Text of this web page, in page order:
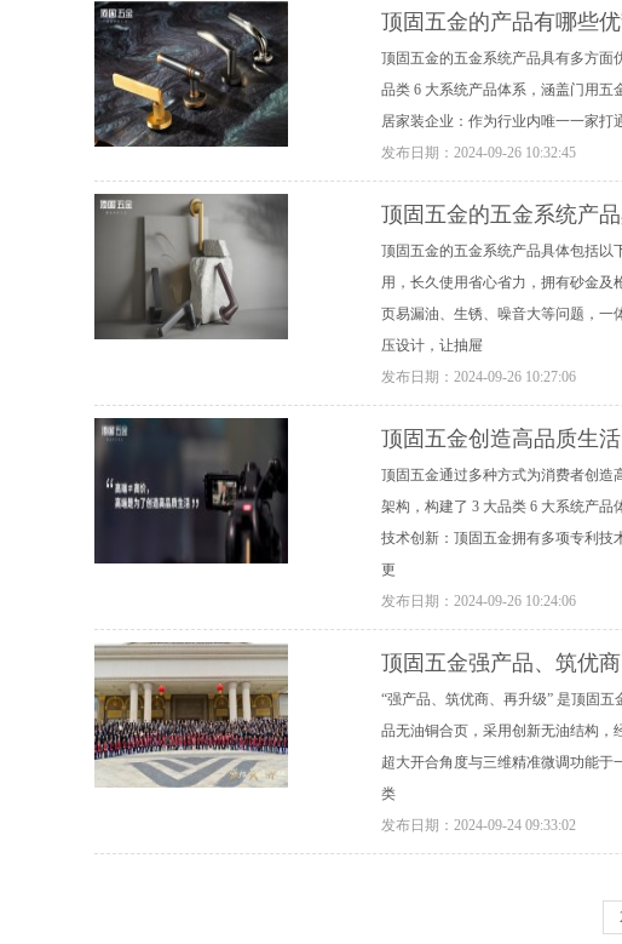
顶固五金的产品有哪些优
顶固五金的五金系统产品具有多方面
品类 6 大系统产品体系，涵盖门用
居家装企业：作为行业内唯一一家打
发布日期：2024-09-26 10:32:45
顶固五金的五金系统产
顶固五金的五金系统产品具体包括以
用，长久使用省心省力，拥有砂金及
页易漏油、生锈、噪音大等问题，一
压设计，让抽屉
发布日期：2024-09-26 10:27:06
顶固五金创造高品质生活
顶固五金通过多种方式为消费者创造
架构，构建了 3 大品类 6 大系统产
技术创新：顶固五金拥有多项专利技
更
发布日期：2024-09-26 10:24:06
顶固五金强产品、筑优
“强产品、筑优商、再升级” 是顶固
品无油铜合页，采用创新无油结构，
超大开合角度与三维精准微调功能于
类
发布日期：2024-09-24 09:33:02